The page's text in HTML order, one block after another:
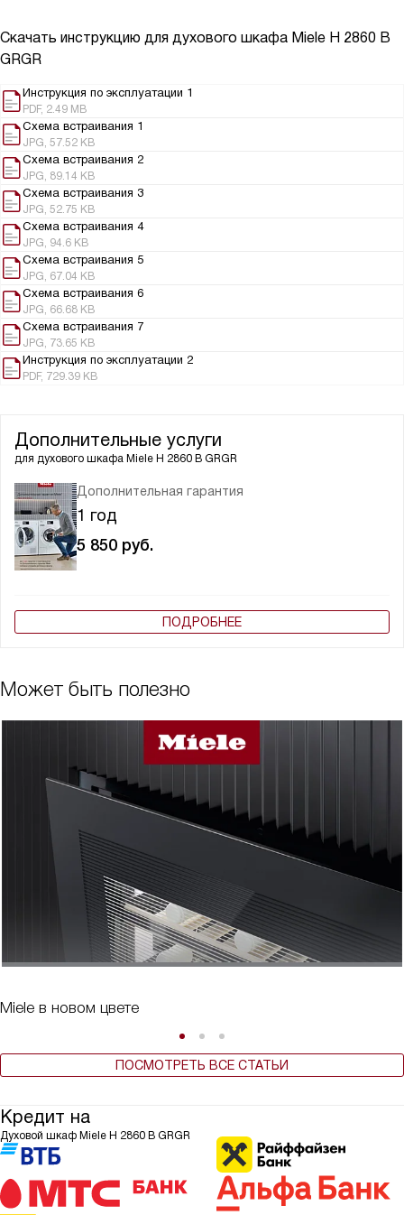
Скачать инструкцию для духового шкафа Miele H 2860 B
GRGR
Инструкция по эксплуатации 1
PDF, 2.49 MB
Схема встраивания 1
JPG, 57.52 KB
Схема встраивания 2
JPG, 89.14 KB
Схема встраивания 3
JPG, 52.75 KB
Схема встраивания 4
JPG, 94.6 KB
Схема встраивания 5
JPG, 67.04 KB
Схема встраивания 6
JPG, 66.68 KB
Схема встраивания 7
JPG, 73.65 KB
Инструкция по эксплуатации 2
PDF, 729.39 KB
Дополнительные услуги
для духового шкафа Miele H 2860 B GRGR
Дополнительная гарантия
1 год
5 850 руб.
ПОДРОБНЕЕ
Может быть полезно
Miele в новом цвете
ПОСМОТРЕТЬ ВСЕ СТАТЬИ
Кредит на
Духовой шкаф Miele H 2860 B GRGR